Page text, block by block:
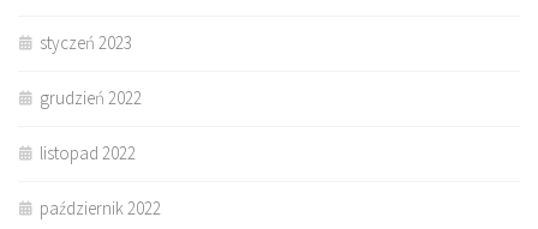
styczeń 2023
grudzień 2022
listopad 2022
październik 2022